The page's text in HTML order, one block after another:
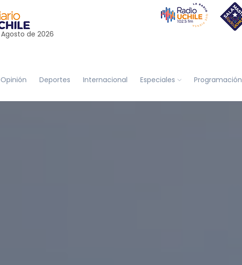
Agosto de 2026
Opinión Deportes Internacional Especiales Programación